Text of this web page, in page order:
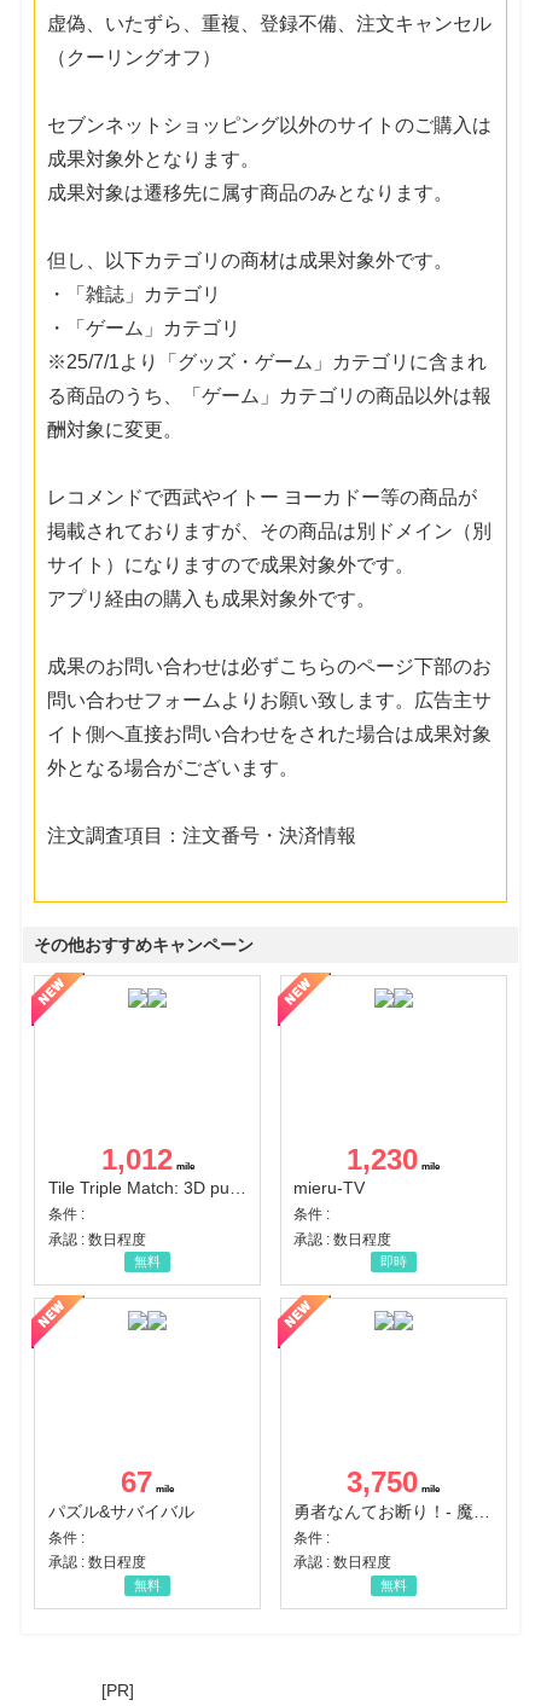
虚偽、いたずら、重複、登録不備、注文キャンセル
（クーリングオフ）
セブンネットショッピング以外のサイトのご購入は
成果対象外となります。
成果対象は遷移先に属す商品のみとなります。
但し、以下カテゴリの商材は成果対象外です。
・「雑誌」カテゴリ
・「ゲーム」カテゴリ
※25/7/1より「グッズ・ゲーム」カテゴリに含まれ
る商品のうち、「ゲーム」カテゴリの商品以外は報
酬対象に変更。
レコメンドで西武やイトー ヨーカドー等の商品が
掲載されておりますが、その商品は別ドメイン（別
サイト）になりますので成果対象外です。
アプリ経由の購入も成果対象外です。
成果のお問い合わせは必ずこちらのページ下部のお
問い合わせフォームよりお願い致します。広告主サ
イト側へ直接お問い合わせをされた場合は成果対象
外となる場合がございます。
注文調査項目：注文番号・決済情報
その他おすすめキャンペーン
1,012
Tile Triple Match: 3D puzzle
条件 :
承認 : 数日程度
無料
1,230
mieru-TV
条件 :
承認 : 数日程度
即時
67
パズル&サバイバル
条件 :
承認 : 数日程度
無料
3,750
条件 :
承認 : 数日程度
無料
[PR]